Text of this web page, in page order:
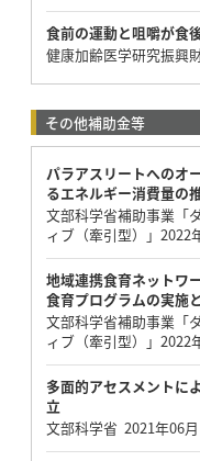
食前の運動と咀嚼が食
健康加齢医学研究振興
その他補助金等
パラアスリートへのオ
るエネルギー消費量の
文部科学省補助事業「
ィブ（牽引型）」2022
地域連携食育ネットワ
食育プログラムの実施
文部科学省補助事業「
ィブ（牽引型）」2022
多面的アセスメントに
立
文部科学省 2021年06月